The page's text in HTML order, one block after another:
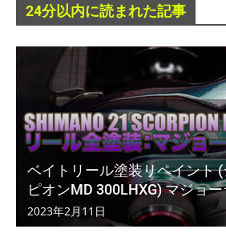
24分以内に読まれた記事
ベイトリール塗装リペイント
ピオンMD 300LHXG) マジョ
2023年2月11日